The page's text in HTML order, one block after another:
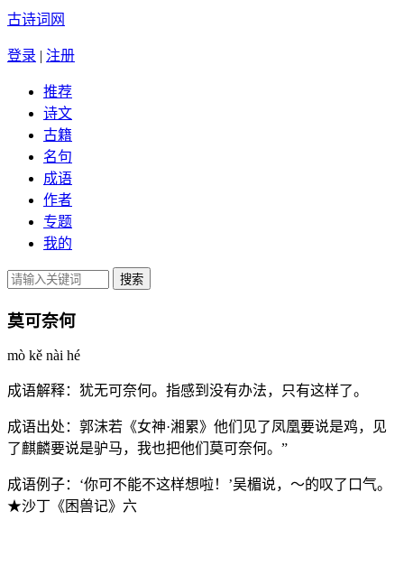
古诗词网
登录 | 注册
推荐
诗文
古籍
名句
成语
作者
专题
我的
莫可奈何
mò kě nài hé
成语解释： 犹无可奈何。指感到没有办法，只有这样了。
成语出处： 郭沫若《女神·湘累》他们见了凤凰要说是鸡，见
了麒麟要说是驴马，我也把他们莫可奈何。”
成语例子： ‘你可不能不这样想啦！’吴楣说，～的叹了口气。
★沙丁《困兽记》六